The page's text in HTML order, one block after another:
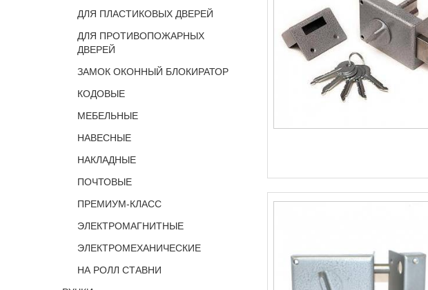
ДЛЯ ПЛАСТИКОВЫХ ДВЕРЕЙ
ДЛЯ ПРОТИВОПОЖАРНЫХ
ДВЕРЕЙ
ЗАМОК ОКОННЫЙ БЛОКИРАТОР
КОДОВЫЕ
МЕБЕЛЬНЫЕ
НАВЕСНЫЕ
НАКЛАДНЫЕ
ПОЧТОВЫЕ
ПРЕМИУМ-КЛАСС
ЭЛЕКТРОМАГНИТНЫЕ
ЭЛЕКТРОМЕХАНИЧЕСКИЕ
НА РОЛЛ СТАВНИ